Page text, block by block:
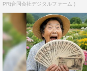
あとは連続ドラマの
と！ 演技のお仕事は
したけど、すごく楽
挑戦してみたいです
大好きな地元、北海
PR(合同会社デジタルファーム )